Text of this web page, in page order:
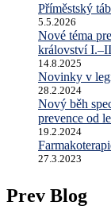
Příměstský
5.5.2026
Nové téma
království
14.8.2025
Novinky v
28.2.2024
Nový běh
prevence od
19.2.2024
27.3.2023
Prev Blog